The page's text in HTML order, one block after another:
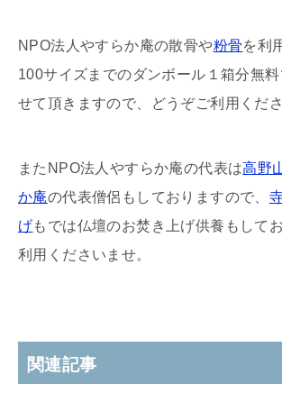
NPO法人やすらか庵の散骨や粉骨を利
100サイズまでのダンボール１箱分無
せて頂きますので、どうぞご利用くださ
またNPO法人やすらか庵の代表は高野
か庵の代表僧侶もしておりますので、
げもでは仏壇のお焚き上げ供養もして
利用くださいませ。
関連記事